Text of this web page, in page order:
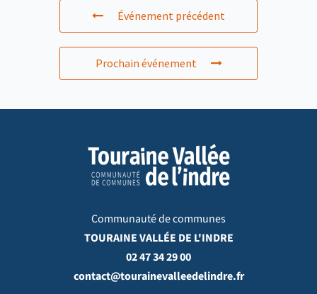
Événement précédent
Prochain événement
Communauté de communes
TOURAINE VALLÉE DE L'INDRE
02 47 34 29 00
contact@tourainevalleedelindre.fr